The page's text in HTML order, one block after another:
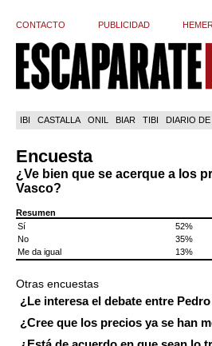
CONTACTO PUBLICIDAD
IBI CASTALLA ONIL BIAR TIBI DIARIO
Encuesta
¿Ve bien que se acerque a los
Vasco?
Resumen
Sí
52%
No
35%
Me da igual
13%
Otras encuestas
¿Le interesa el debate entre
¿Cree que los precios ya se han